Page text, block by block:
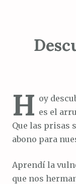
H oy
es el
Que las prisas
abono para
Aprendí la
que nos